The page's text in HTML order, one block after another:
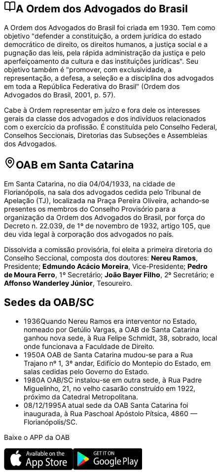
A Ordem dos Advogados do Brasil
A Ordem dos Advogados do Brasil foi criada em 1930. Tem como
objetivo "defender a constituição, a ordem jurídica do estado
democrático de direito, os direitos humanos, a justiça social e a
pugnação das leis, pela rápida administração da justiça e pelo
aperfeiçoamento da cultura e das instituições jurídicas". Seu
objetivo também é "promover, com exclusividade, a
representação, a defesa, a seleção e a disciplina dos advogados
em toda a República Federativa do Brasil" (Ordem dos
Advogados do Brasil, 2001, p. 57).
Cabe à Ordem representar em juízo e fora dele os interesses
gerais da classe dos advogados e dos indivíduos relacionados
com o exercício da profissão. É constituída pelo Conselho Federal,
Conselhos Seccionais, Diretorias das Subseções e Assembleias
dos Advogados.
OAB em Santa Catarina
Em Santa Catarina, no dia 04/04/1933, na cidade de
Florianópolis, na sala dos advogados cedida pelo Tribunal de
Apelação (TJ), localizada na Praça Pereira Oliveira, achando-se
presentes os membros do Conselho Provisório para a
organização da Ordem dos Advogados do Brasil, por força do
Decreto n. 22.039, de 1º de novembro de 1932, artigo 105, que
deu vida legal à corporação dos advogados no país.
Dissolvida a comissão provisória, foi eleita a primeira diretoria do
Conselho Seccional, composta dos doutores: Nereu Ramos,
Presidente; Edmundo Acácio Moreira, Vice-Presidente; Pedro
de Moura Ferro, 1º Secretário; João Bayer Filho, 2º Secretário; e
Affonso Wanderley Júnior, Tesoureiro.
Sedes da OAB/SC
1936Quando Nereu Ramos era interventor no Estado,
nomeado por Getúlio Vargas, a OAB de Santa Catarina
ganhou nova sede, à Rua Felipe Schmidt, 38, sobrado, local
onde funcionava a Faculdade de Direito.
1950A OAB de Santa Catarina mudou-se para a Rua
Trajano nº 1, 3º andar, Edifício do Montepio do Estado, em
salas cedidas pelo Governo do Estado.
1980A OAB/SC instalou-se em outra sede, à Rua Padre
Miguelinho, 21, no velho casarão construído em 1922,
próximo da Catedral Metropolitana.
08/12/1995A atual sede da OAB Santa Catarina foi
inaugurada, à Rua Paschoal Apóstolo Pítsica, 4860 —
Florianópolis/SC.
Baixe o APP da OAB